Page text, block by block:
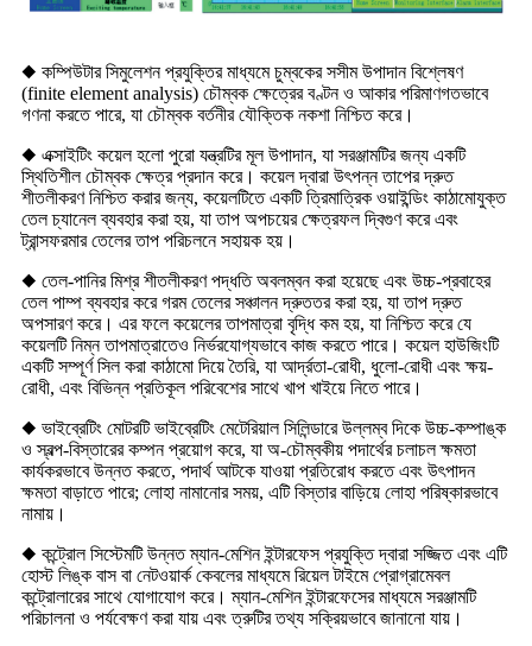
◆ কম্পিউটার সিমুলেশন প্রযুক্তির মাধ্যমে চুম্বকের সসীম উপাদান বিশ্লেষণ
(finite element analysis) চৌম্বক ক্ষেত্রের বণ্টন ও আকার পরিমাণগতভাবে
গণনা করতে পারে, যা চৌম্বক বর্তনীর যৌক্তিক নকশা নিশ্চিত করে।
◆ এক্সাইটিং কয়েল হলো পুরো যন্ত্রটির মূল উপাদান, যা সরঞ্জামটির জন্য একটি
স্থিতিশীল চৌম্বক ক্ষেত্র প্রদান করে। কয়েল দ্বারা উৎপন্ন তাপের দ্রুত
শীতলীকরণ নিশ্চিত করার জন্য, কয়েলটিতে একটি ত্রিমাত্রিক ওয়াইন্ডিং কাঠামোযুক্ত
তেল চ্যানেল ব্যবহার করা হয়, যা তাপ অপচয়ের ক্ষেত্রফল দ্বিগুণ করে এবং
ট্রান্সফরমার তেলের তাপ পরিচলনে সহায়ক হয়।
◆ তেল-পানির মিশ্র শীতলীকরণ পদ্ধতি অবলম্বন করা হয়েছে এবং উচ্চ-প্রবাহের
তেল পাম্প ব্যবহার করে গরম তেলের সঞ্চালন দ্রুততর করা হয়, যা তাপ দ্রুত
অপসারণ করে। এর ফলে কয়েলের তাপমাত্রা বৃদ্ধি কম হয়, যা নিশ্চিত করে যে
কয়েলটি নিম্ন তাপমাত্রাতেও নির্ভরযোগ্যভাবে কাজ করতে পারে। কয়েল হাউজিংটি
একটি সম্পূর্ণ সিল করা কাঠামো দিয়ে তৈরি, যা আর্দ্রতা-রোধী, ধুলো-রোধী এবং ক্ষয়-
রোধী, এবং বিভিন্ন প্রতিকূল পরিবেশের সাথে খাপ খাইয়ে নিতে পারে।
◆ ভাইব্রেটিং মোটরটি ভাইব্রেটিং মেটেরিয়াল সিলিন্ডারে উল্লম্ব দিকে উচ্চ-কম্পাঙ্ক
ও স্বল্প-বিস্তারের কম্পন প্রয়োগ করে, যা অ-চৌম্বকীয় পদার্থের চলাচল ক্ষমতা
কার্যকরভাবে উন্নত করতে, পদার্থ আটকে যাওয়া প্রতিরোধ করতে এবং উৎপাদন
ক্ষমতা বাড়াতে পারে; লোহা নামানোর সময়, এটি বিস্তার বাড়িয়ে লোহা পরিষ্কারভাবে
নামায়।
◆ কন্ট্রোল সিস্টেমটি উন্নত ম্যান-মেশিন ইন্টারফেস প্রযুক্তি দ্বারা সজ্জিত এবং এটি
হোস্ট লিঙ্ক বাস বা নেটওয়ার্ক কেবলের মাধ্যমে রিয়েল টাইমে প্রোগ্রামেবল
কন্ট্রোলারের সাথে যোগাযোগ করে। ম্যান-মেশিন ইন্টারফেসের মাধ্যমে সরঞ্জামটি
পরিচালনা ও পর্যবেক্ষণ করা যায় এবং ত্রুটির তথ্য সক্রিয়ভাবে জানানো যায়।